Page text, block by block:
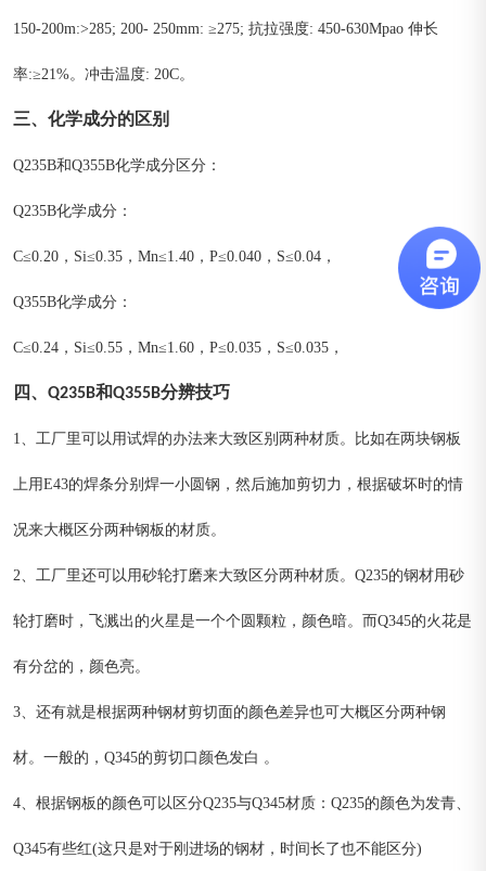
150-200m:>285; 200- 250mm: ≥275; 抗拉强度: 450-630Mpao 伸长
率:≥21%。冲击温度: 20C。
三、化学成分的区别
Q235B和Q355B化学成分区分：
Q235B化学成分：
C≤0.20，Si≤0.35，Mn≤1.40，P≤0.040，S≤0.04，
Q355B化学成分：
C≤0.24，Si≤0.55，Mn≤1.60，P≤0.035，S≤0.035，
四、Q235B和Q355B分辨技巧
1、工厂里可以用试焊的办法来大致区别两种材质。比如在两块钢板
上用E43的焊条分别焊一小圆钢，然后施加剪切力，根据破坏时的情
况来大概区分两种钢板的材质。
2、工厂里还可以用砂轮打磨来大致区分两种材质。Q235的钢材用砂
轮打磨时，飞溅出的火星是一个个圆颗粒，颜色暗。而Q345的火花是
有分岔的，颜色亮。
3、还有就是根据两种钢材剪切面的颜色差异也可大概区分两种钢
材。一般的，Q345的剪切口颜色发白 。
4、根据钢板的颜色可以区分Q235与Q345材质：Q235的颜色为发青、
Q345有些红(这只是对于刚进场的钢材，时间长了也不能区分)